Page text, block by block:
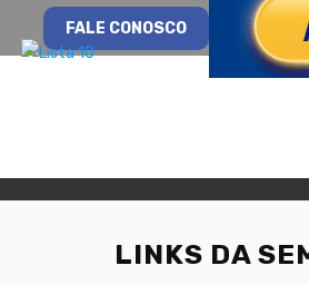
FALE CONOSCO
LINKS DA